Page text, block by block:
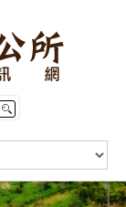
HOME
訊息公告